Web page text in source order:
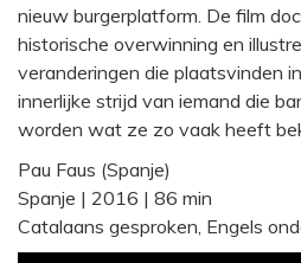
nieuw burgerplatform. De film
historische overwinning en
veranderingen die plaatsvinden
innerlijke strijd van iemand die
worden wat ze zo vaak heeft
Pau Faus (Spanje)
Spanje | 2016 | 86 min
Catalaans gesproken, Engels